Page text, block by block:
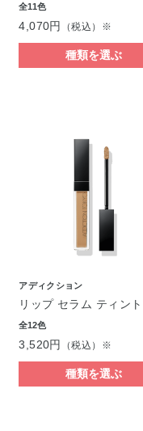
全11色
4,070円 （税込）※
種類を選ぶ
アディクション
リップ セラム ティント
全12色
3,520円 （税込）※
種類を選ぶ